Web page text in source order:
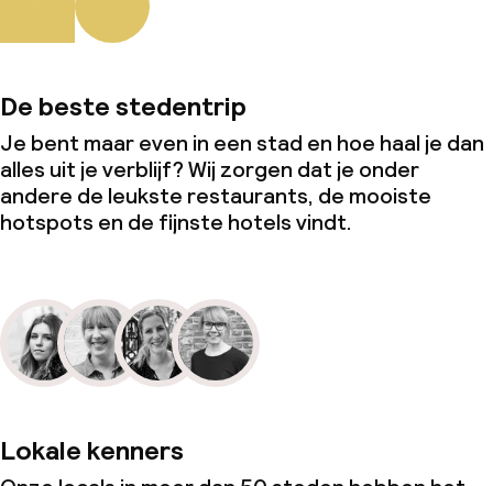
De beste stedentrip
Je bent maar even in een stad en hoe haal je dan
alles uit je verblijf? Wij zorgen dat je onder
andere de leukste restaurants, de mooiste
hotspots en de fijnste hotels vindt.
Lokale kenners